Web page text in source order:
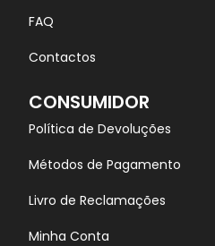
FAQ
Contactos
CONSUMIDOR
Política de Devoluções
Métodos de Pagamento
Livro de Reclamações
Minha Conta